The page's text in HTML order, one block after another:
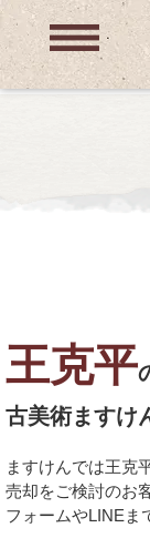
王克平
古美術ますけ
ますけんでは王克
売却をご検討のお
フォームやLINEま